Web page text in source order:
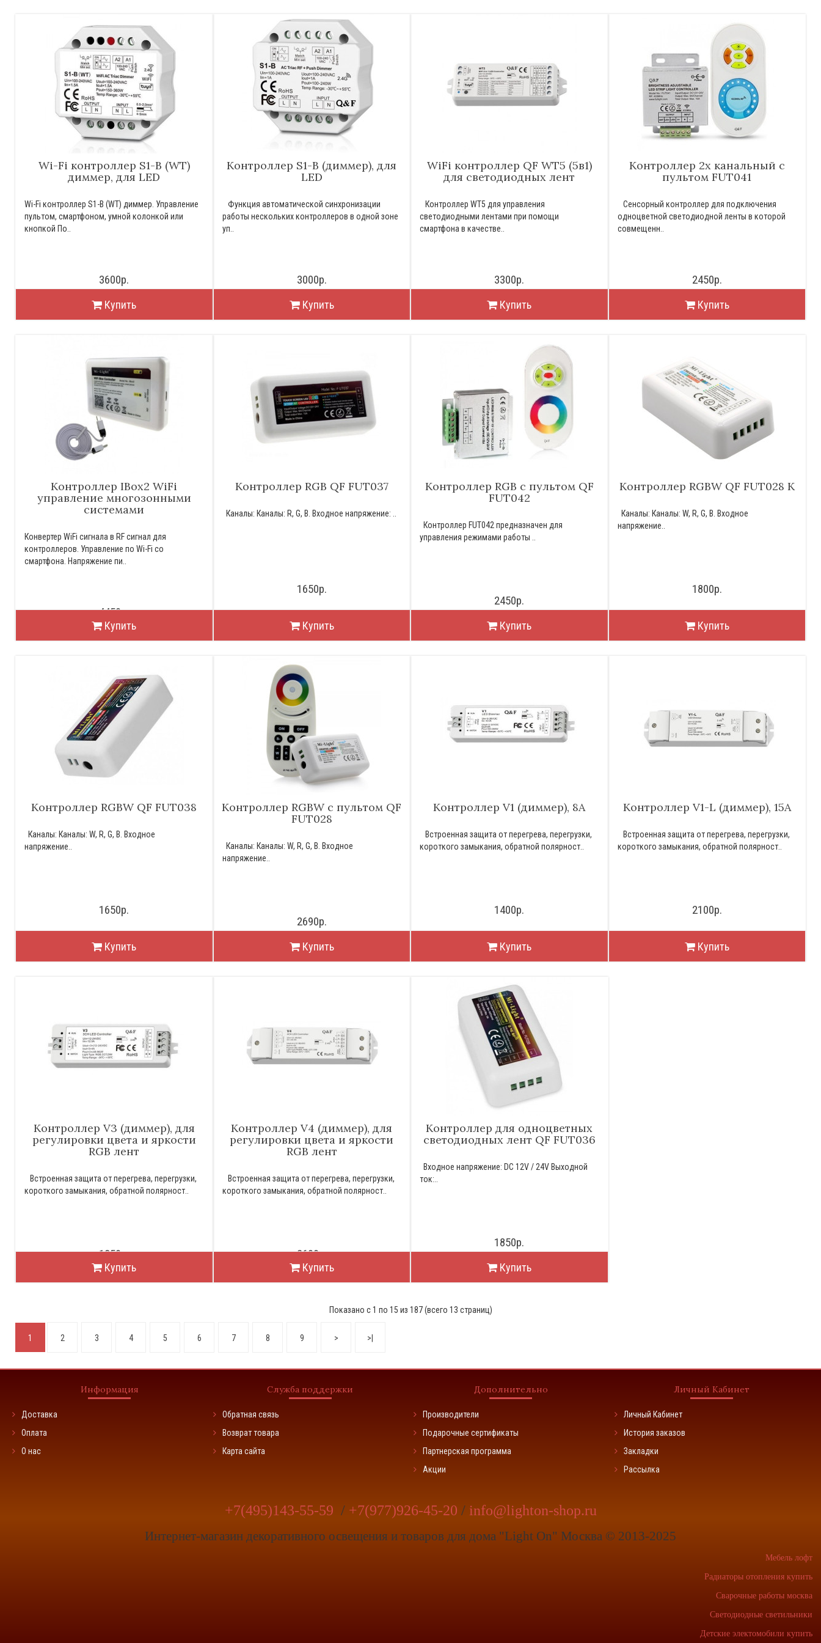
Wi-Fi контроллер S1-B (WT)
диммер, для LED
Wi-Fi контроллер S1-B (WT) диммер. Управление
пультом, смартфоном, умной колонкой или
кнопкой По..
3600р.
Купить
Контроллер S1-B (диммер), для
LED
Функция автоматической синхронизации
работы нескольких контроллеров в одной зоне
уп..
3000р.
Купить
WiFi контроллер QF WT5 (5в1)
для светодиодных лент
Контроллер WT5 для управления
светодиодными лентами при помощи
смартфона в качестве..
3300р.
Купить
Контроллер 2х канальный с
пультом FUT041
Сенсорный контроллер для подключения
одноцветной светодиодной ленты в которой
совмещенн..
2450р.
Купить
Контроллер IBox2 WiFi
управление многозонными
системами
Конвертер WiFi сигнала в RF сигнал для
контроллеров. Управление по Wi-Fi со
смартфона. Напряжение пи..
4450р.
Купить
Контроллер RGB QF FUT037
Каналы: Каналы: R, G, B. Входное напряжение: ..
1650р.
Купить
Контроллер RGB с пультом QF
FUT042
Контроллер FUT042 предназначен для
управления режимами работы ..
2450р.
Купить
Контроллер RGBW QF FUT028 K
Каналы: Каналы: W, R, G, B. Входное
напряжение..
1800р.
Купить
Контроллер RGBW QF FUT038
Каналы: Каналы: W, R, G, B. Входное
напряжение..
1650р.
Купить
Контроллер RGBW с пультом QF
FUT028
Каналы: Каналы: W, R, G, B. Входное
напряжение..
2690р.
Купить
Контроллер V1 (диммер), 8А
Встроенная защита от перегрева, перегрузки,
короткого замыкания, обратной полярност..
1400р.
Купить
Контроллер V1-L (диммер), 15А
Встроенная защита от перегрева, перегрузки,
короткого замыкания, обратной полярност..
2100р.
Купить
Контроллер V3 (диммер), для
регулировки цвета и яркости
RGB лент
Встроенная защита от перегрева, перегрузки,
короткого замыкания, обратной полярност..
1850р.
Купить
Контроллер V4 (диммер), для
регулировки цвета и яркости
RGB лент
Встроенная защита от перегрева, перегрузки,
короткого замыкания, обратной полярност..
2600р.
Купить
Контроллер для одноцветных
светодиодных лент QF FUT036
Входное напряжение: DC 12V / 24V Выходной
ток:..
1850р.
Купить
Показано с 1 по 15 из 187 (всего 13 страниц)
1 2 3 4 5 6 7 8 9 > >|
Информация
Доставка
Оплата
О нас
Служба поддержки
Обратная связь
Возврат товара
Карта сайта
Дополнительно
Производители
Подарочные сертификаты
Партнерская программа
Акции
Личный Кабинет
Личный Кабинет
История заказов
Закладки
Рассылка
+7(495)143-55-59 / +7(977)926-45-20 / info@lighton-shop.ru
Интернет-магазин декоративного освещения и товаров для дома "Light On" Москва © 2013-2025
Мебель лофт
Радиаторы отопления купить
Сварочные работы москва
Светодиодные светильники
Детские электомобили купить